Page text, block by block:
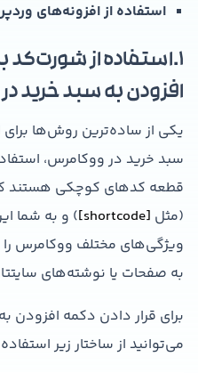
استفاده از افزونه‌های
۱.استفاده از شورت‌کد
افزودن به سبد خرید
یکی از ساده‌ترین روش‌ها
سبد خرید در ووکامرس،
قطعه کدهای کوچکی هستند
(مثل [shortcode]
) و به شما
ویژگی‌های مختلف ووکامرس را
به صفحات یا نوشته‌های
برای قرار دادن دکمه افزودن
می‌توانید از ساختار زیر